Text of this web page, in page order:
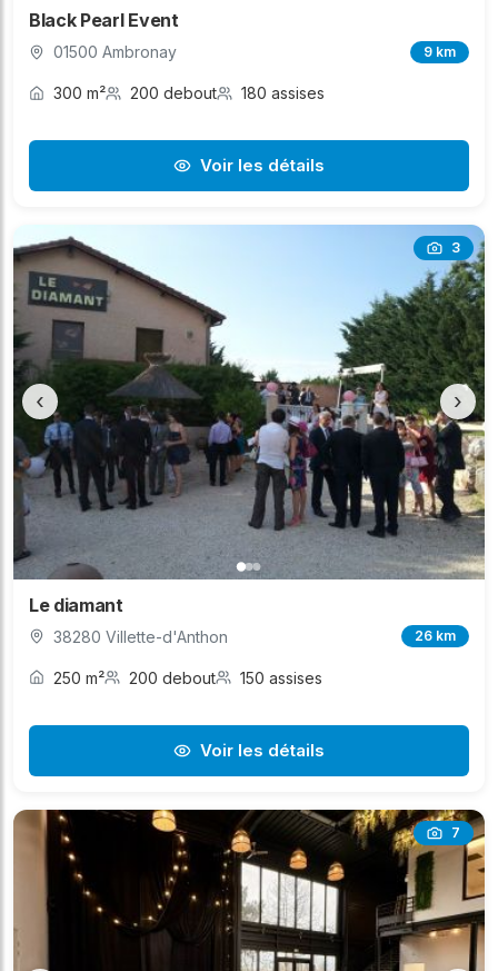
Black Pearl Event
01500 Ambronay 9 km
300 m² 200 debout 180 assises
Voir les détails
3
‹ ›
Le diamant
38280 Villette-d'Anthon 26 km
250 m² 200 debout 150 assises
Voir les détails
7